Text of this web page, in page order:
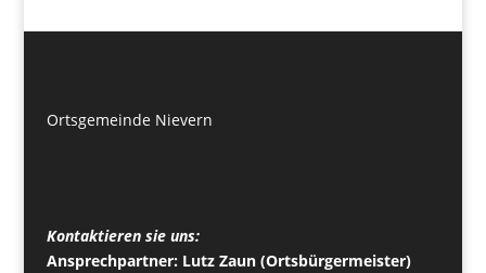
Ortsgemeinde Nievern
Kontaktieren sie uns:
Ansprechpartner: Lutz Zaun (Ortsbürgermeister)